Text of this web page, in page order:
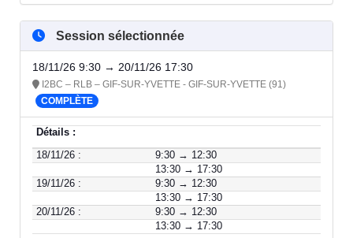
Session sélectionnée
18/11/26 9:30 → 20/11/26 17:30
I2BC – RLB – GIF-SUR-YVETTE - GIF-SUR-YVETTE (91)
COMPLÈTE
Détails :
18/11/26 :
9:30 → 12:30
13:30 → 17:30
19/11/26 :
9:30 → 12:30
13:30 → 17:30
20/11/26 :
9:30 → 12:30
13:30 → 17:30